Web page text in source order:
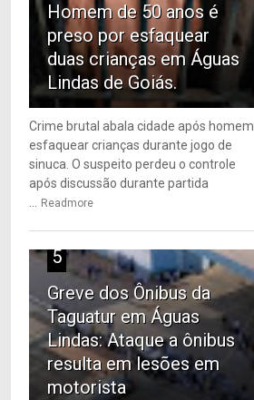
Homem de 50 anos é
preso por esfaquear
duas crianças em Águas
Lindas de Goiás.
Crime brutal abala cidade após homem
esfaquear crianças durante jogo de
sinuca. O suspeito perdeu o controle
após discussão durante partida
Readmore
5
Greve dos Ônibus da
Taguatur em Águas
Lindas: Ataque a ônibus
resulta em lesões em
motorista